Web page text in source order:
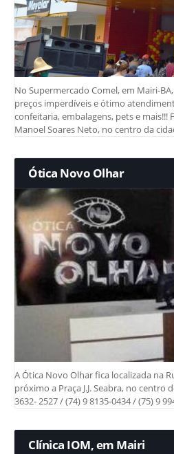
No Supermercado Comel, em Mairi-
preços imperdíveis e ótimo
confeitaria, embalagens, pets e mais!!!
Manoel Soares Neto, no centro da
Ótica Novo Olhar
A Ótica Novo Olhar fica localizada na
próximo a Praça J.J. Seabra, no centro
3632- 2527 / (74) 9 8135-0434 / (75) 9
Clínica IOM, em Mairi